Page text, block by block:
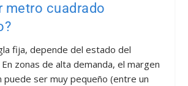
metro cuadrado
fija, depende del estado del
zonas de alta demanda, el margen
puede ser muy pequeño (entre un